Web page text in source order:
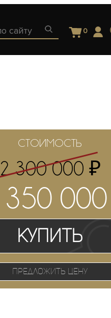
0
СТОИМОСТЬ
2 300 000 ₽
350 000
Купить
Предложить цену